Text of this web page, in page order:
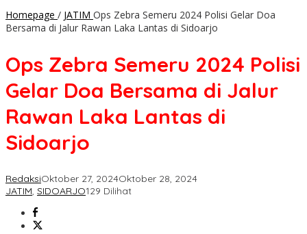
Homepage / JATIM Ops Zebra Semeru 2024 Polisi Gelar Doa
Bersama di Jalur Rawan Laka Lantas di Sidoarjo
Ops Zebra Semeru 2024 Polisi
Gelar Doa Bersama di Jalur
Rawan Laka Lantas di
Sidoarjo
RedaksiOktober 27, 2024Oktober 28, 2024
JATIM, SIDOARJO129 Dilihat